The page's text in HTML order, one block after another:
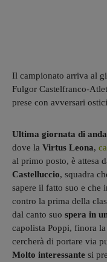
Il campionato arriva al
Fulgor Castelfranco-
prese con avversari ostici
Ultima giornata di
dove la Virtus Leona,
al primo posto, è attesa
Castelluccio, squadra
sapere il fatto suo e che
contro la prima della
dal canto suo spera in
capolista Poppi, finora
cercherà di portare via
Molto interessante si